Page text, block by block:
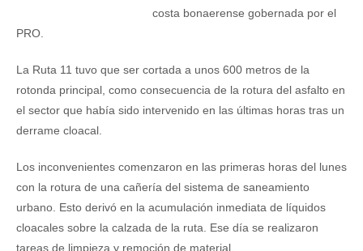
costa bonaerense gobernada por el
PRO.
La Ruta 11 tuvo que ser cortada a unos 600 metros de la
rotonda principal, como consecuencia de la rotura del asfalto en
el sector que había sido intervenido en las últimas horas tras un
derrame cloacal.
Los inconvenientes comenzaron en las primeras horas del lunes
con la rotura de una cañería del sistema de saneamiento
urbano. Esto derivó en la acumulación inmediata de líquidos
cloacales sobre la calzada de la ruta. Ese día se realizaron
tareas de limpieza y remoción de material.